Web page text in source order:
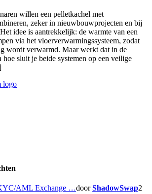
willen een pelletkachel met
zeker in nieuwbouwprojecten en bij
idee is aantrekkelijk: de warmte van een
via het vloerverwarmingssysteem, zodat
wordt verwarmd. Maar werkt dat in de
sluit je beide systemen op een veilige
AML Exchange …doorShadowSwap2